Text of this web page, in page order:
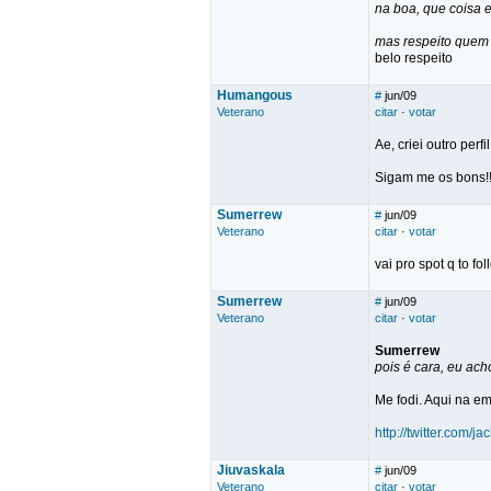
na boa, que coisa
mas respeito quem
belo respeito
Humangous
Veterano
# jun/09
citar · votar
Ae, criei outro
Sigam me os
Sumerrew
Veterano
# jun/09
citar · votar
vai pro spot q to
Sumerrew
Veterano
# jun/09
citar · votar
Sumerrew
pois é cara, eu
Me fodi. Aqui na
http://twitter.com/
Jiuvaskala
Veterano
# jun/09
citar · votar